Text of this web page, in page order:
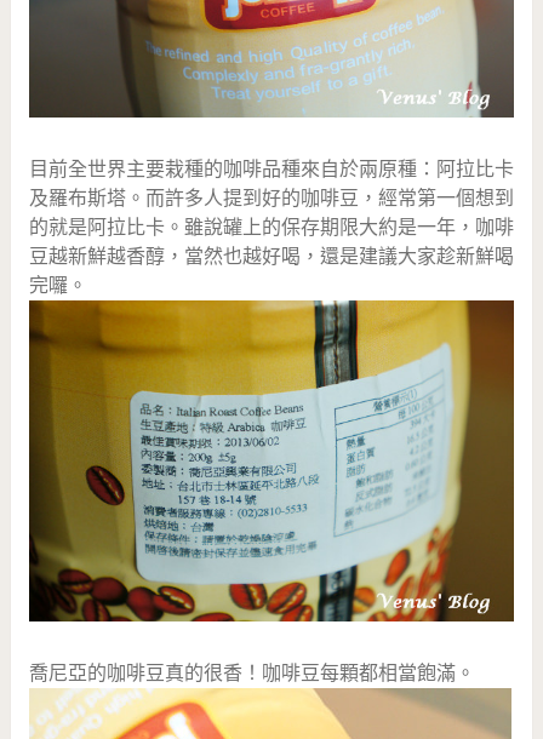
目前全世界主要栽種的咖啡品種來自於兩原種：阿拉比卡
及羅布斯塔。而許多人提到好的咖啡豆，經常第一個想到
的就是阿拉比卡。雖說罐上的保存期限大約是一年，咖啡
豆越新鮮越香醇，當然也越好喝，還是建議大家趁新鮮喝
完囉。
喬尼亞的咖啡豆真的很香！咖啡豆每顆都相當飽滿。